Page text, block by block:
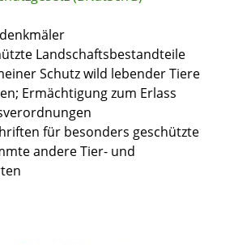
Landschaftsbestandteile
Schutz wild lebender Tiere
Ermächtigung zum Erlass
für besonders geschützte
andere Tier- und